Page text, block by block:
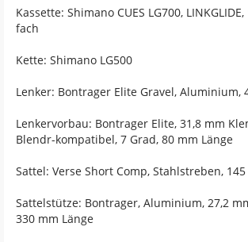
Kassette: Shimano CUES LG700,
fach
Kette: Shimano LG500
Lenker: Bontrager Elite Gravel, Aluminium,
Lenkervorbau: Bontrager Elite, 31,8 mm
Blendr-kompatibel, 7 Grad, 80 mm Länge
Sattel: Verse Short Comp, Stahlstreben,
Sattelstütze: Bontrager, Aluminium, 27,2
330 mm Länge